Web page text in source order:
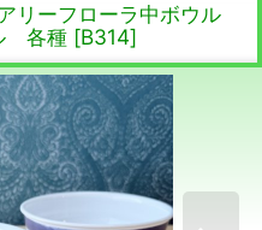
リーフローラ中ボウル
各種 [B314]